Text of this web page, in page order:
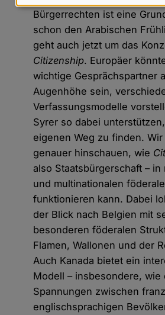
Bürgerrechten ist eine
schon den Arabischen
geht auch jetzt um das
Citizenship. Europäer
wichtige Gesprächspartner
Augenhöhe sein,
Verfassungsmodelle
Syrer so dabei
eigenen Weg zu finden. Wir
genauer hinschauen, wie
also Staatsbürgerschaft –
und multinationalen
funktionieren kann. Dabei
der Blick nach Belgien mit
besonderen föderalen
Flamen, Wallonen und der
Auch Kanada bietet ein
Modell – insbesondere, wie
Spannungen zwischen
englischsprachigen
Daten
und
Cookies